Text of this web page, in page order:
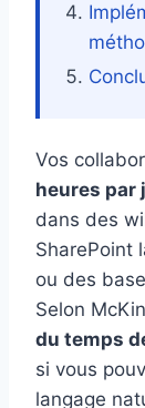
Vos
heures par
dans des
SharePoint
ou des
Selon
du temps
si vous
langage